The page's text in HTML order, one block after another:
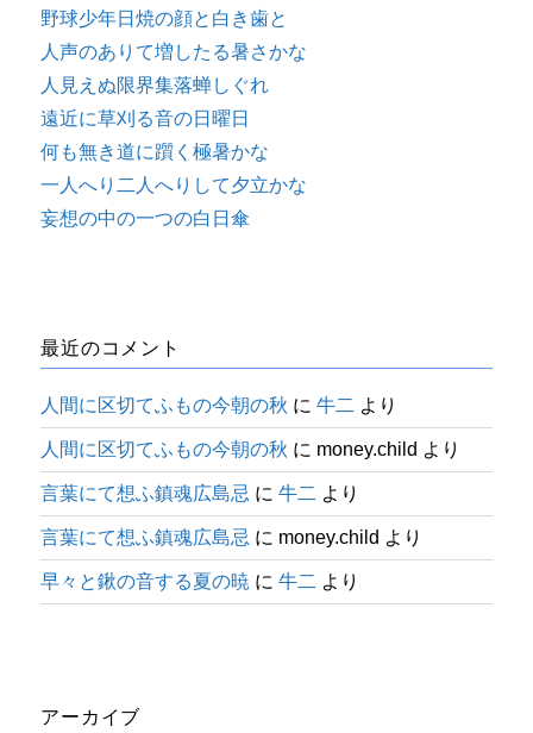
野球少年日焼の顔と白き歯と
人声のありて増したる暑さかな
人見えぬ限界集落蝉しぐれ
遠近に草刈る音の日曜日
何も無き道に躓く極暑かな
一人へり二人へりして夕立かな
妄想の中の一つの白日傘
最近のコメント
人間に区切てふもの今朝の秋 に牛二 より
人間に区切てふもの今朝の秋 に money.child より
言葉にて想ふ鎮魂広島忌 に牛二 より
言葉にて想ふ鎮魂広島忌 に money.child より
早々と鍬の音する夏の暁 に牛二 より
アーカイブ